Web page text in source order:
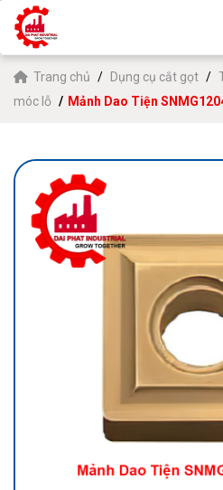
Trang chủ Dụng cụ cắt gọt
móc lỗ
Mảnh Dao Tiện